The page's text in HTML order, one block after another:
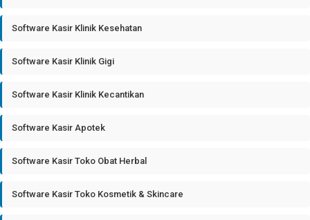
Software Kasir Klinik Kesehatan
Software Kasir Klinik Gigi
Software Kasir Klinik Kecantikan
Software Kasir Apotek
Software Kasir Toko Obat Herbal
Software Kasir Toko Kosmetik & Skincare